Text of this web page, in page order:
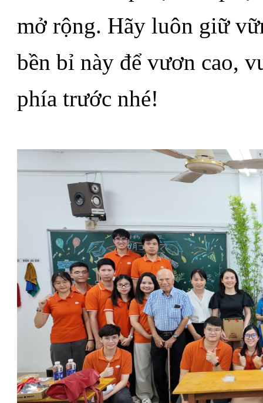
mở rộng. Hãy luôn giữ
bền bỉ này để vươn cao,
phía trước nhé!